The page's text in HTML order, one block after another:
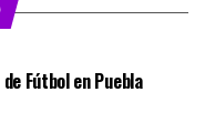
Fútbol en Puebla